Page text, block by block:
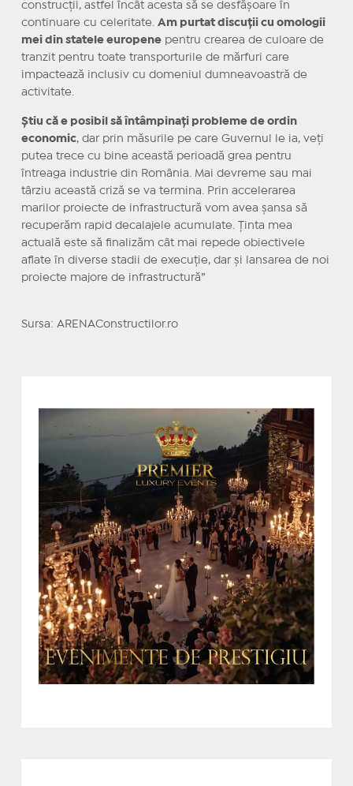
construcții, astfel încât acesta să se desfășoare în
continuare cu celeritate. Am purtat discuții cu omologii
mei din statele europenepentru crearea de culoare de
tranzit pentru toate transporturile de mărfuri care
impactează inclusiv cu domeniul dumneavoastră de
activitate.
Știu că e posibil să întâmpinați probleme de ordin
economic, dar prin măsurile pe care Guvernul le ia, veți
putea trece cu bine această perioadă grea pentru
întreaga industrie din România. Mai devreme sau mai
târziu această criză se va termina. Prin accelerarea
marilor proiecte de infrastructură vom avea șansa să
recuperăm rapid decalajele acumulate. Ținta mea
actuală este să finalizăm cât mai repede obiectivele
aflate în diverse stadii de execuție, dar și lansarea de noi
proiecte majore de infrastructură”
Sursa: ARENAConstructilor.ro